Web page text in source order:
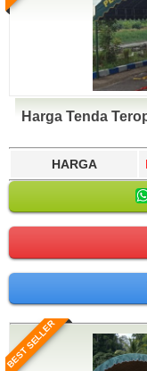
Harga Tenda
HARGA
BEST SELLER